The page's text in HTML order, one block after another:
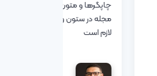
چاپگرها و متون بلکه روزنامه و
مجله در ستون و سطرآنچنان که
لازم است